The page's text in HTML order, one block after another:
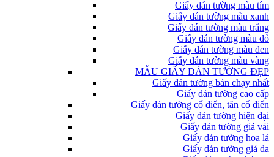
Giấy dán tường màu tím
Giấy dán tường màu xanh
Giấy dán tường màu trắng
Giấy dán tường màu đỏ
Giấy dán tường màu đen
Giấy dán tường màu vàng
MẪU GIẤY DÁN TƯỜNG ĐẸP
Giấy dán tường bán chạy nhất
Giấy dán tường cao cấp
Giấy dán tường cổ điển, tân cổ điển
Giấy dán tường hiện đại
Giấy dán tường giả vải
Giấy dán tường hoa lá
Giấy dán tường giả da